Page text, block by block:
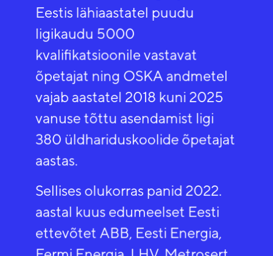
Eestis lähiaastatel puudu
ligikaudu 5000
kvalifikatsioonile vastavat
õpetajat ning OSKA andmetel
vajab aastatel 2018 kuni 2025
vanuse tõttu asendamist ligi
380 üldhariduskoolide õpetajat
aastas.
Sellises olukorras panid 2022.
aastal kuus edumeelset Eesti
ettevõtet ABB, Eesti Energia,